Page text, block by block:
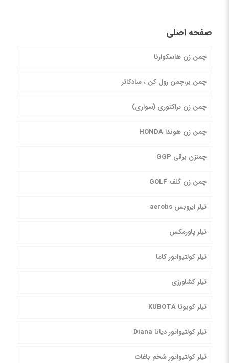
صفحه اصلی
چمن زن هاسکوارنا
چمن بر،چمن رول کن ، سادکاتر
چمن زن تراکتوری (سواری)
چمن زن هوندا HONDA
چمنزن برقی GGP
چمن زن گلف GOLF
تیلر ایروبس aerobs
تیلر پاورمکس
تیلر کولتیواتور کاما
تیلر کشاورزی
تیلر کوبوتا KUBOTA
تیلر کولتیواتور دیانا Diana
تیلر کولتیواتور شخم باغات